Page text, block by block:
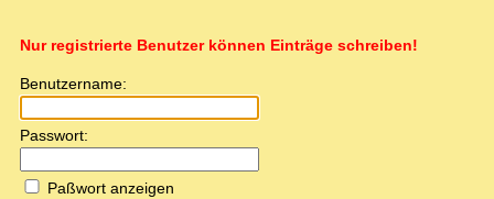
Nur registrierte Benutzer können Einträge schreiben!
Benutzername:
Passwort:
Paßwort anzeigen